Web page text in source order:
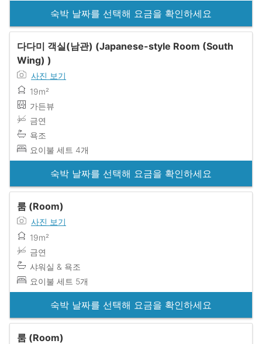
숙박 날짜를 선택해 요금을 확인하세요
다다미 객실(남관) (Japanese-style Room (South
Wing) )
사진 보기
19m²
가든뷰
금연
욕조
요이불 세트 4개
숙박 날짜를 선택해 요금을 확인하세요
룸 (Room)
사진 보기
19m²
금연
샤워실 & 욕조
요이불 세트 5개
숙박 날짜를 선택해 요금을 확인하세요
룸 (Room)